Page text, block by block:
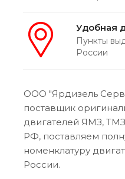
Удобная
Пункты
России
ООО "Ярдизель
поставщик
двигателей ЯМЗ,
РФ, поставляем
номенклатуру
России.